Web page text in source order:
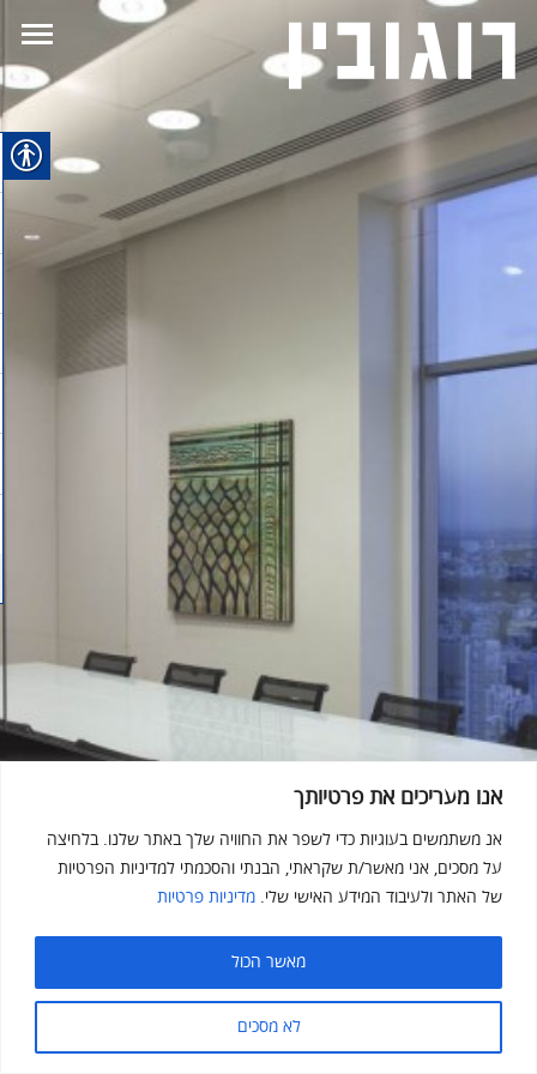
אנו מעריכים את פרטיותך
אנ משתמשים בעוגיות כדי לשפר את החוויה שלך באתר שלנו. בלחיצה
על מסכים, אני מאשר/ת שקראתי, הבנתי והסכמתי למדיניות הפרטיות
של האתר ולעיבוד המידע האישי שלי. מדיניות פרטיות
לא מסכים
מאשר הכול